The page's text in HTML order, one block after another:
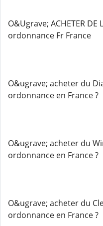
O&Ugrave; ACHETER
ordonnance Fr France
O&ugrave; acheter du
ordonnance en France ?
O&ugrave; acheter du
ordonnance en France ?
O&ugrave; acheter du
ordonnance en France ?